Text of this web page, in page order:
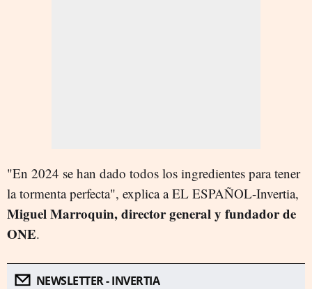
"En 2024 se han dado todos los ingredientes para tener
la tormenta perfecta", explica a EL ESPAÑOL-Invertia,
Miguel Marroquin, director general y fundador de
ONE.
NEWSLETTER - INVERTIA